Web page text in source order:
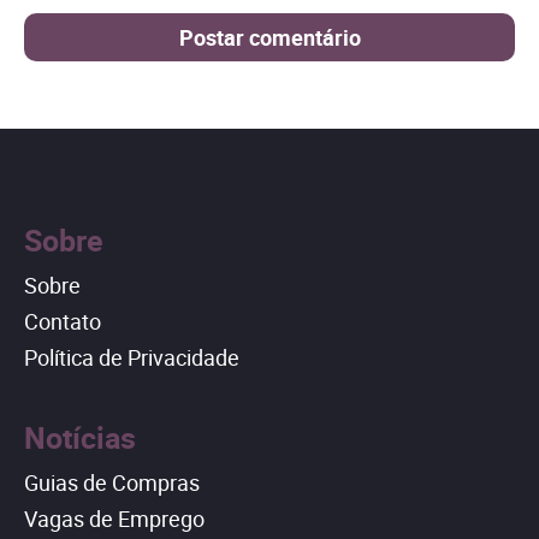
Sobre
Sobre
Contato
Política de Privacidade
Notícias
Guias de Compras
Vagas de Emprego